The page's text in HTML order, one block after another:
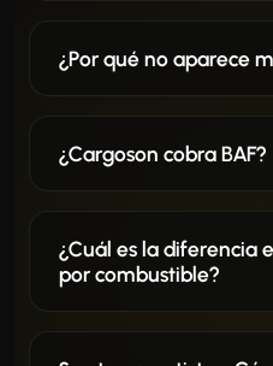
¿Por qué no aparece
¿Cargoson cobra BAF?
¿Cuál es la diferencia
por combustible?